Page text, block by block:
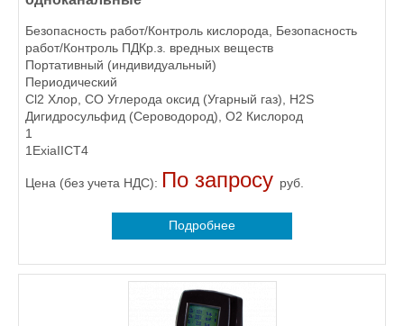
Безопасность работ/Контроль кислорода, Безопасность
работ/Контроль ПДКр.з. вредных веществ
Портативный (индивидуальный)
Периодический
Cl2 Хлор, CO Углерода оксид (Угарный газ), H2S
Дигидросульфид (Сероводород), O2 Кислород
1
1ExiaIICT4
Цена (без учета НДС): По запросу руб.
Подробнее